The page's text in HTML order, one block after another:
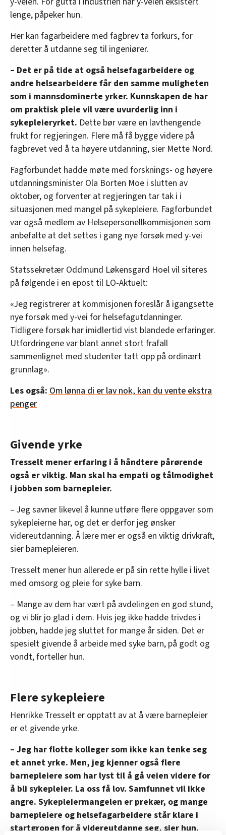
lenge, påpeker hun.
Her kan fagarbeidere med fagbrev ta forkurs, for
deretter å utdanne seg til ingeniører.
– Det er på tide at også helsefagarbeidere og
andre helsearbeidere får den samme muligheten
som i mannsdominerte yrker. Kunnskapen de har
om praktisk pleie vil være uvurderlig inn i
sykepleieryrket. Dette bør være en lavthengende
frukt for regjeringen. Flere må få bygge videre på
fagbrevet ved å ta høyere utdanning, sier Mette Nord.
Fagforbundet hadde møte med forsknings- og høyere
utdanningsminister Ola Borten Moe i slutten av
oktober, og forventer at regjeringen tar tak i i
situasjonen med mangel på sykepleiere. Fagforbundet
var også medlem av Helsepersonellkommisjonen som
anbefalte at det settes i gang nye forsøk med y-vei
innen helsefag.
Statssekretær Oddmund Løkensgard Hoel vil siteres
på følgende i en epost til LO-Aktuelt:
«Jeg registrerer at kommisjonen foreslår å igangsette
nye forsøk med y-vei for helsefagutdanninger.
Tidligere forsøk har imidlertid vist blandede erfaringer.
Utfordringene var blant annet stort frafall
sammenlignet med studenter tatt opp på ordinært
grunnlag».
Les også: Om lønna di er lav nok, kan du vente ekstra
penger
Givende yrke
Tresselt mener erfaring i å håndtere pårørende
også er viktig. Man skal ha empati og tålmodighet
i jobben som barnepleier.
– Jeg savner likevel å kunne utføre flere oppgaver som
sykepleierne har, og det er derfor jeg ønsker
videreutdanning. Å lære mer er også en viktig drivkraft,
sier barnepleieren.
Tresselt mener hun allerede er på sin rette hylle i livet
med omsorg og pleie for syke barn.
– Mange av dem har vært på avdelingen en god stund,
og vi blir jo glad i dem. Hvis jeg ikke hadde trivdes i
jobben, hadde jeg sluttet for mange år siden. Det er
spesielt givende å arbeide med syke barn, på godt og
vondt, forteller hun.
Flere sykepleiere
Henrikke Tresselt er opptatt av at å være barnepleier
er et givende yrke.
– Jeg har flotte kolleger som ikke kan tenke seg
et annet yrke. Men, jeg kjenner også flere
barnepleiere som har lyst til å gå veien videre for
å bli sykepleier. La oss få lov. Samfunnet vil ikke
angre. Sykepleiermangelen er prekær, og mange
barnepleiere og helsefagarbeidere står klare i
startgropen for å videreutdanne seg, sier hun.